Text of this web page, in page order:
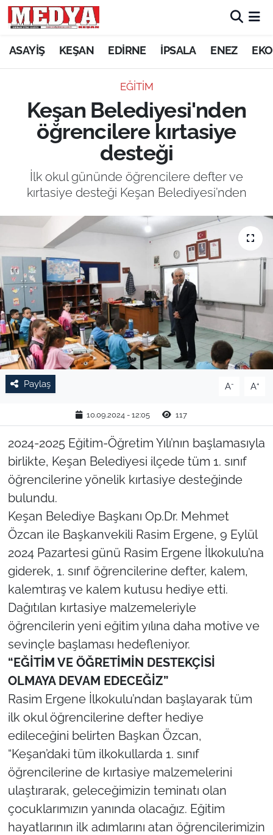
ASAYİŞ KEŞAN EDİRNE İPSALA ENEZ
EĞİTİM
Keşan Belediyesi'nden
öğrencilere kırtasiye
desteği
İlk okul gününde öğrencilere defter ve
kırtasiye desteği Keşan Belediyesi’nden
Paylaş A- A+
10.09.2024 - 12:05 117
2024-2025 Eğitim-Öğretim Yılı’nın başlamasıyla
birlikte, Keşan Belediyesi ilçede tüm 1. sınıf
öğrencilerine yönelik kırtasiye desteğinde
bulundu.
Keşan Belediye Başkanı Op.Dr. Mehmet
Özcan ile Başkanvekili Rasim Ergene, 9 Eylül
2024 Pazartesi günü Rasim Ergene İlkokulu’na
giderek, 1. sınıf öğrencilerine defter, kalem,
kalemtıraş ve kalem kutusu hediye etti.
Dağıtılan kırtasiye malzemeleriyle
öğrencilerin yeni eğitim yılına daha motive ve
sevinçle başlaması hedefleniyor.
“EĞİTİM VE ÖĞRETİMİN DESTEKÇİSİ
OLMAYA DEVAM EDECEĞİZ”
Rasim Ergene İlkokulu’ndan başlayarak tüm
ilk okul öğrencilerine defter hediye
edileceğini belirten Başkan Özcan,
“Keşan’daki tüm ilkokullarda 1. sınıf
öğrencilerine de kırtasiye malzemelerini
ulaştırarak, geleceğimizin teminatı olan
çocuklarımızın yanında olacağız. Eğitim
hayatlarının ilk adımlarını atan öğrencilerimizin
KEŞAN
ASAYİŞ
SİYASET
GÜNDEM
EKONOMİ
SAĞLIK
EĞİTİM
TARIM VE HAYVANCILIK
KÜLTÜR SANAT
RESMİ İLAN
SPOR
EDİRNE
TEKİRDAĞ
KIRKLARELİ
ÇANAKKALE
TÜRKİYE
Bölge
Güvenlik
Genel
Politika
Flaş Haber
Dış Haberler
Magazin
İş Dünyası